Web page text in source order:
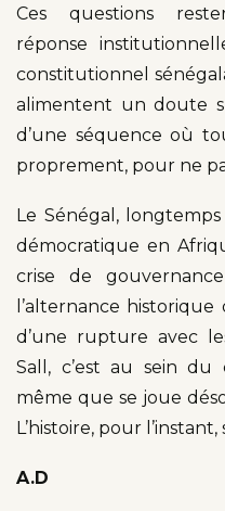
Ces questions
réponse
constitutionnel
alimentent un doute
d’une séquence où
proprement, pour ne
Le Sénégal,
démocratique en
crise de
l’alternance
d’une rupture avec
Sall, c’est au sein
même que se joue
L’histoire, pour
A.D